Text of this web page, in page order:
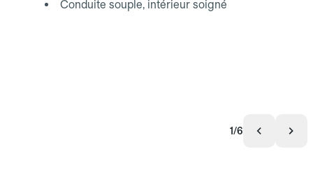
Conduite souple, intérieur soigné
1/6